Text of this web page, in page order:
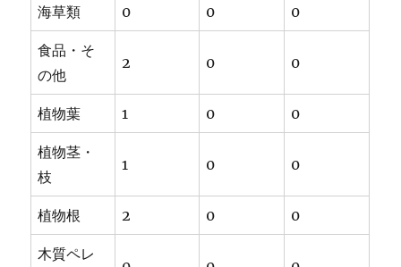
海草類 0 0 0
食品・そ
の他
2 0 0
植物葉 1 0 0
植物茎・
枝
1 0 0
植物根 2 0 0
木質ペレ